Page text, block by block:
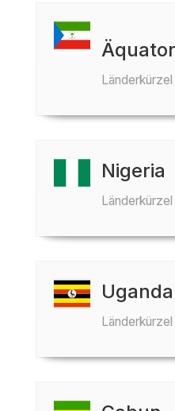
Länderkürzel
Nigeria
Länderkürzel
Uganda
Länderkürzel